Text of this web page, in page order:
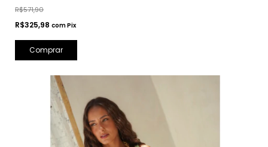
R$571,90
R$325,98 comPix
Comprar